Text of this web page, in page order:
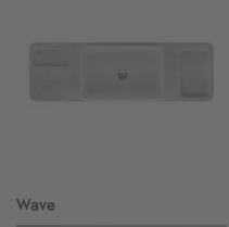
Wave